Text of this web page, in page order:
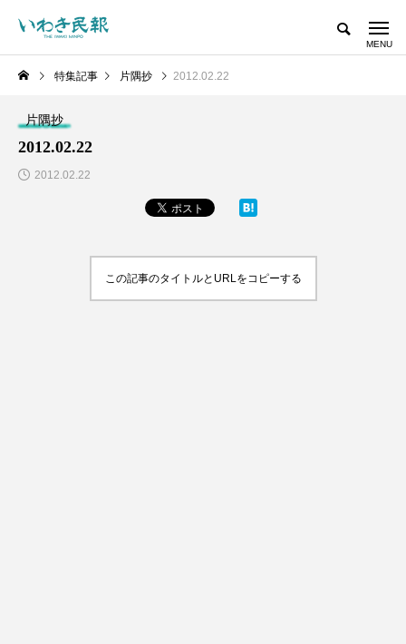
特集記事 片隅抄 2012.02.22
片隅抄
2012.02.22
2012.02.22
この記事のタイトルとURLをコピーする